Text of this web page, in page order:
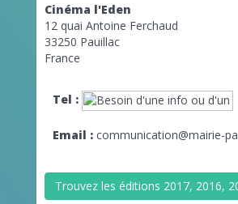
Cinéma l'Eden
12 quai Antoine Ferchaud
33250 Pauillac
France
Tel :
Email : communication@mairie-
Trouvez les éditions 2017, 2016,